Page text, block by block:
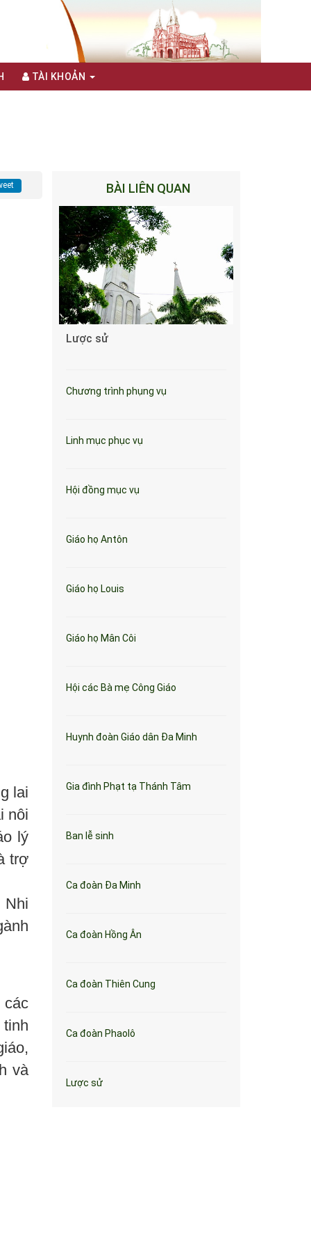
TÀI KHOẢN
lai
nôi
lý
trợ
Nhi
các
và
BÀI LIÊN QUAN
Lược sử
Chương trình phụng vụ
Linh mục phục vụ
Hội đồng mục vụ
Giáo họ Antôn
Giáo họ Louis
Giáo họ Mân Côi
Hội các Bà mẹ Công Giáo
Huynh đoàn Giáo dân Đa Minh
Gia đình Phạt tạ Thánh Tâm
Ban lễ sinh
Ca đoàn Đa Minh
Ca đoàn Hồng Ân
Ca đoàn Thiên Cung
Ca đoàn Phaolô
Lược sử